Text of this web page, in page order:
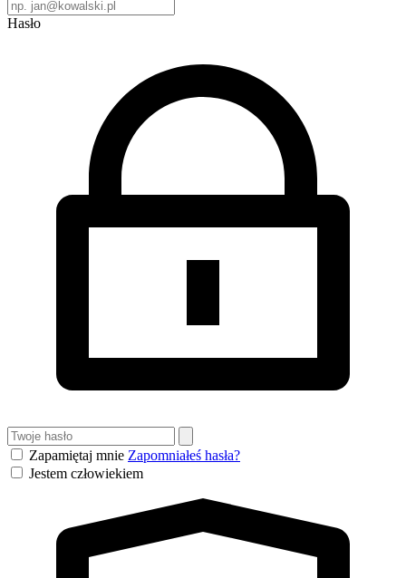
Hasło
Zapamiętaj mnie Zapomniałeś hasła?
Jestem człowiekiem